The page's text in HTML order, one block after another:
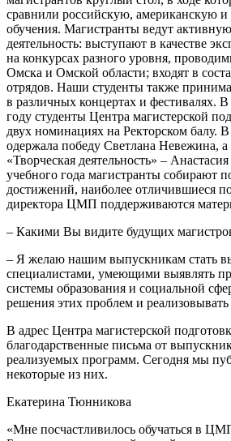
сравнили российскую, американскую
обучения. Магистранты ведут
деятельность: выступают в качестве
на конкурсах разного уровня,
Омска и Омской области; входят в
отрядов. Наши студенты также
в различных концертах и фестивалях.
году студенты Центра магистерской
двух номинациях на Ректорском балу.
одержала победу Светлана Невежина,
«Творческая деятельность» –
учебного года магистранты собирают
достижений, наиболее отличившиеся
директора ЦМП поддерживаются
– Какими Вы видите будущих
– Я желаю нашим выпускникам стать
специалистами, умеющими выявлять
системы образования и социальной
решения этих проблем и
В адрес Центра магистерской
благодарственные письма от
реализуемых программ. Сегодня мы
некоторые из них.
Екатерина Тюнникова
«Мне посчастливилось обучаться в